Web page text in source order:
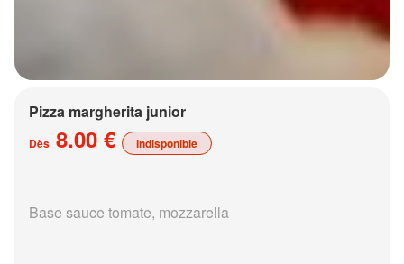
Pizza margherita junior
Dès 8.00 € indisponible
Base sauce tomate, mozzarella